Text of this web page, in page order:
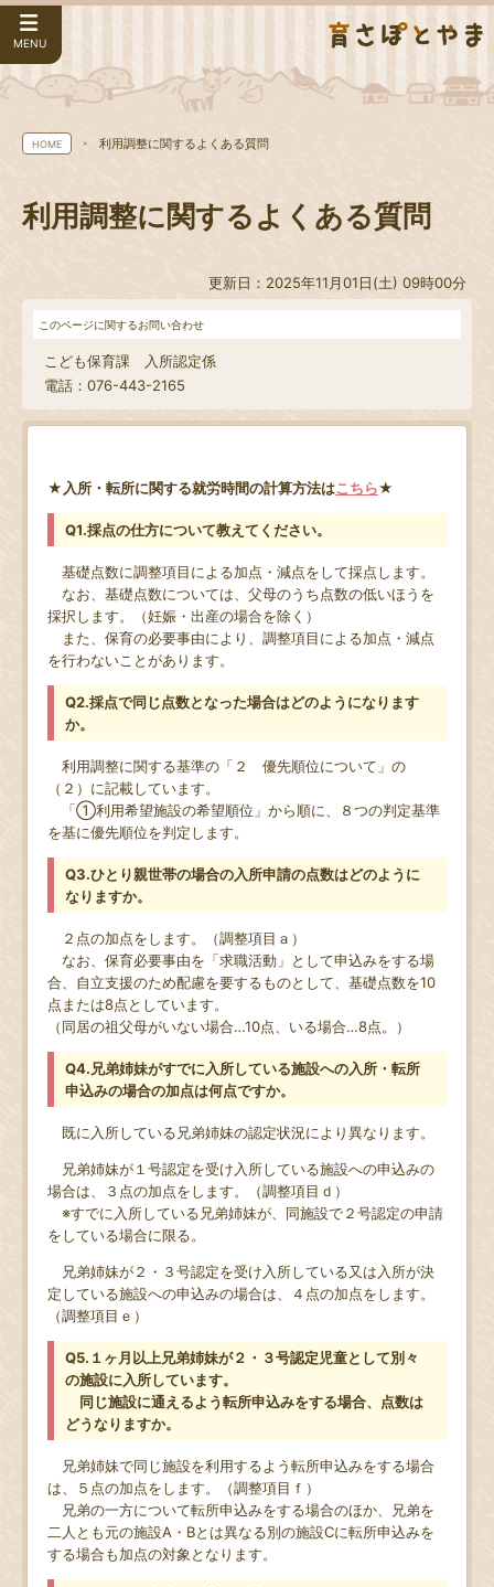
MENU
HOME 利用調整に関するよくある質問
利用調整に関するよくある質問
更新日：2025年11月01日(土) 09時00分
このページに関するお問い合わせ
こども保育課 入所認定係
電話：076-443-2165
★入所・転所に関する就労時間の計算方法はこちら★
Q1.採点の仕方について教えてください。
基礎点数に調整項目による加点・減点をして採点します。
なお、基礎点数については、父母のうち点数の低いほうを
採択します。（妊娠・出産の場合を除く）
また、保育の必要事由により、調整項目による加点・減点
を行わないことがあります。
Q2.採点で同じ点数となった場合はどのようになります
か。
利用調整に関する基準の「２ 優先順位について」の
（２）に記載しています。
「①利用希望施設の希望順位」から順に、８つの判定基準
を基に優先順位を判定します。
Q3.ひとり親世帯の場合の入所申請の点数はどのように
なりますか。
２点の加点をします。（調整項目ａ）
なお、保育必要事由を「求職活動」として申込みをする場
合、自立支援のため配慮を要するものとして、基礎点数を10
点または8点としています。
（同居の祖父母がいない場合…10点、いる場合…8点。）
Q4.兄弟姉妹がすでに入所している施設への入所・転所
申込みの場合の加点は何点ですか。
既に入所している兄弟姉妹の認定状況により異なります。
兄弟姉妹が１号認定を受け入所している施設への申込みの
場合は、３点の加点をします。（調整項目ｄ）
※すでに入所している兄弟姉妹が、同施設で２号認定の申請
をしている場合に限る。
兄弟姉妹が２・３号認定を受け入所している又は入所が決
定している施設への申込みの場合は、４点の加点をします。
（調整項目ｅ）
Q5.１ヶ月以上兄弟姉妹が２・３号認定児童として別々
の施設に入所しています。
同じ施設に通えるよう転所申込みをする場合、点数は
どうなりますか。
兄弟姉妹で同じ施設を利用するよう転所申込みをする場合
は、５点の加点をします。（調整項目ｆ）
兄弟の一方について転所申込みをする場合のほか、兄弟を
二人とも元の施設A・Bとは異なる別の施設Cに転所申込みを
する場合も加点の対象となります。